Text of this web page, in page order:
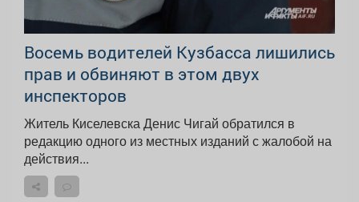
Восемь водителей Кузбасса лишились
прав и обвиняют в этом двух
инспекторов
Житель Киселевска Денис Чигай обратился в
редакцию одного из местных изданий с жалобой на
действия...